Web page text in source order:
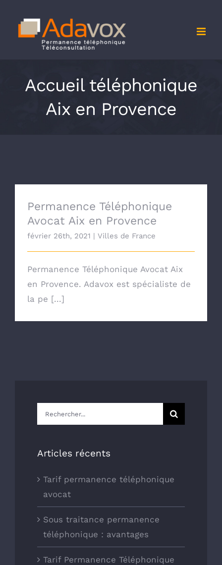
contenu
Accueil téléphonique
Aix en Provence
Permanence Téléphonique
Avocat Aix en Provence
février 26th, 2021 | Villes de France
Permanence Téléphonique Avocat Aix
en Provence. Adavox est spécialiste de
la pe [...]
Rechercher:
Articles récents
Tarif permanence téléphonique
avocat
Sous traitance permanence
téléphonique : avantages
Tarif Permanence Téléphonique